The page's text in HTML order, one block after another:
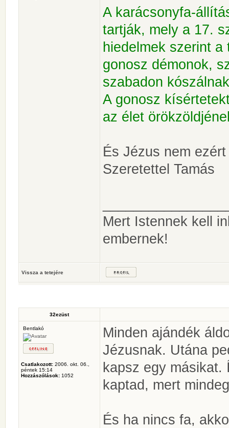
A karácsonyfa-
tartják, mely a 17.
hiedelmek szerint a
gonosz démonok,
szabadon
A gonosz
az élet
És Jézus nem
Szeretettel Tamás
Mert Istennek kell
embernek!
Vissza a tetejére
32ezüst
Bentlakó
Csatlakozott: 2006. okt. 06.,
péntek 15:14
Hozzászólások: 1052
Minden ajándék
Jézusnak. Utána
kapsz egy másikat.
kaptad, mert
És ha nincs fa,